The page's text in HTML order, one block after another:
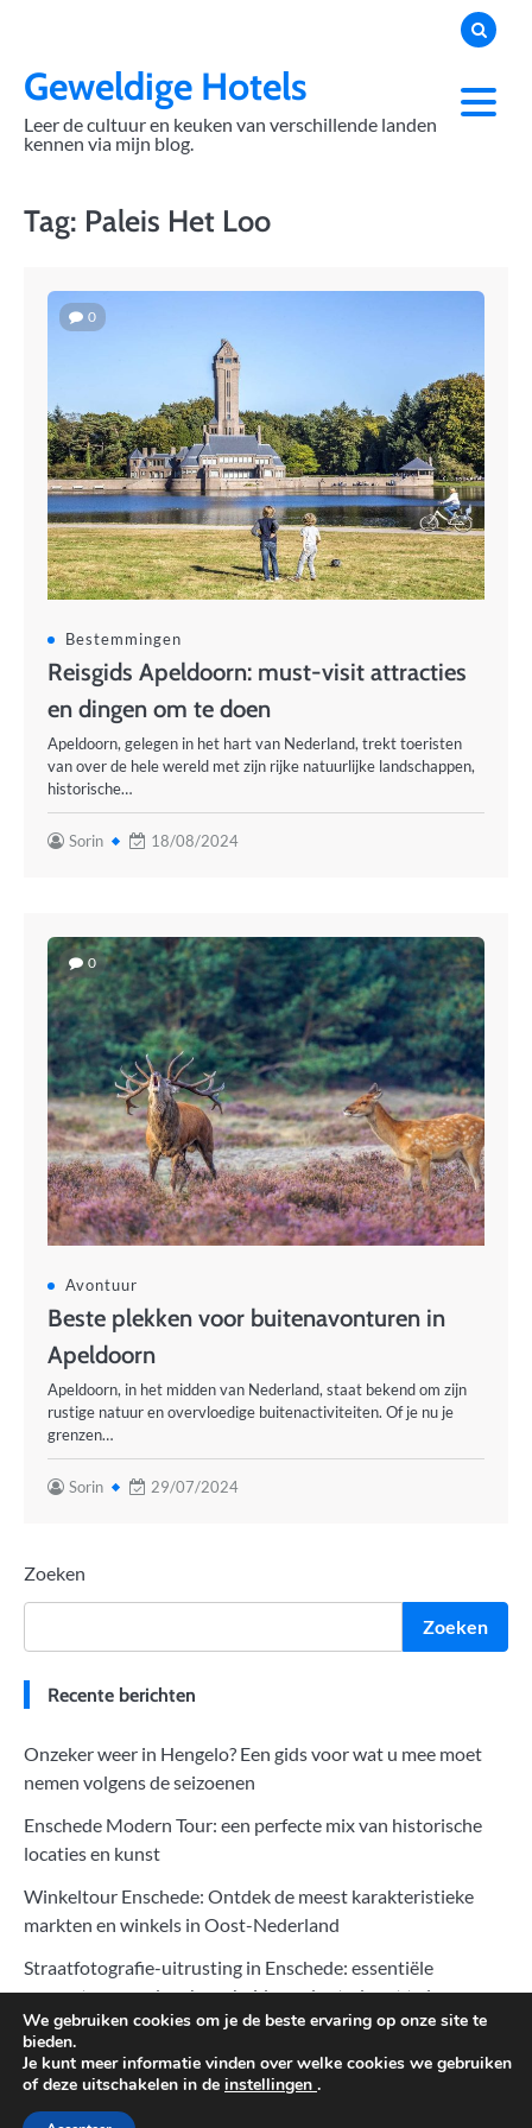
contentGeweldige Hotels
Leer de cultuur en keuken van verschillende landen
kennen via mijn blog.
Tag: Paleis Het Loo
0
Bestemmingen
Reisgids Apeldoorn: must-visit attracties
en dingen om te doen
Apeldoorn, gelegen in het hart van Nederland, trekt toeristen
van over de hele wereld met zijn rijke natuurlijke landschappen,
historische…
Sorin 18/08/2024
0
Avontuur
Beste plekken voor buitenavonturen in
Apeldoorn
Apeldoorn, in het midden van Nederland, staat bekend om zijn
rustige natuur en overvloedige buitenactiviteiten. Of je nu je
grenzen…
Sorin 29/07/2024
Zoeken
Zoeken
Recente berichten
Onzeker weer in Hengelo? Een gids voor wat u mee moet
nemen volgens de seizoenen
Enschede Modern Tour: een perfecte mix van historische
locaties en kunst
Winkeltour Enschede: Ontdek de meest karakteristieke
markten en winkels in Oost-Nederland
Straatfotografie-uitrusting in Enschede: essentiële
apparatuur om de schoonheid van de stad vast te leggen
Zonsopgang en zonsondergang fotograferen in Enschede:
perfecte momenten van natuur en stad vastleggen
We gebruiken cookies om je de beste ervaring op onze site te
bieden.
Je kunt meer informatie vinden over welke cookies we gebruiken
of deze uitschakelen in de instellingen .